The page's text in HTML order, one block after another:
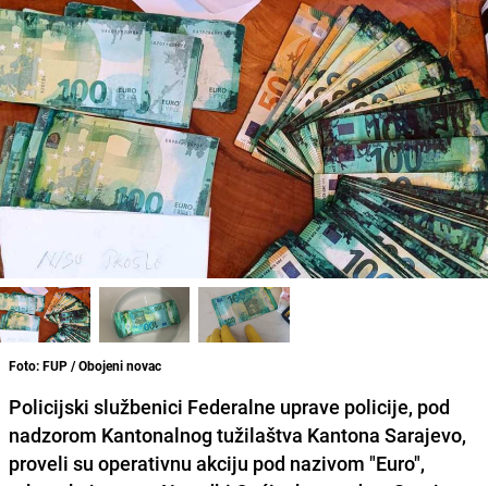
Foto: FUP / Obojeni novac
Policijski službenici Federalne uprave policije, pod
nadzorom Kantonalnog tužilaštva Kantona Sarajevo,
proveli su operativnu akciju pod nazivom "Euro",